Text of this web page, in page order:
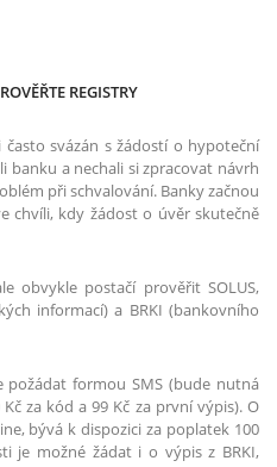
REGISTRY
svázán s žádostí o hypoteční
banku a nechali si zpracovat návrh
při schvalování. Banky začnou
chvíli, kdy žádost o úvěr skutečně
obvykle postačí prověřit SOLUS,
informací) a BRKI (bankovního
požádat formou SMS (bude nutná
za kód a 99 Kč za první výpis). O
bývá k dispozici za poplatek 100
je možné žádat i o výpis z BRKI,